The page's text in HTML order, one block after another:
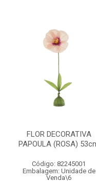
FLOR DECORATIVA
PAPOULA (ROSA)
Código: 82245001
Embalagem: Unidade de
Venda\6